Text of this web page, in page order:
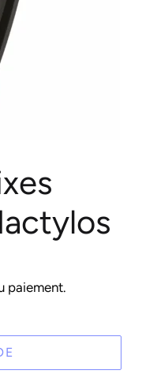
paiement.